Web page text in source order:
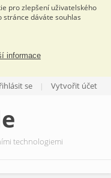
pro zlepšení uživatelského
stránce dáváte souhlas
informace
se Vytvořit účet
technologiemi